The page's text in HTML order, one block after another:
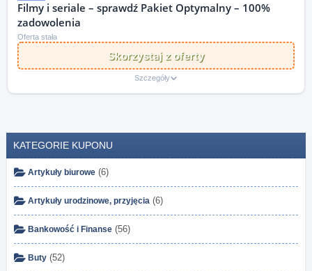
Filmy i seriale – sprawdź Pakiet Optymalny – 100%
zadowolenia
Oferta stała
Skorzystaj z oferty
Szczegóły
KATEGORIE KUPONU
Artykuły biurowe (6)
Artykuły urodzinowe, przyjęcia (6)
Bankowość i Finanse (56)
Buty (52)